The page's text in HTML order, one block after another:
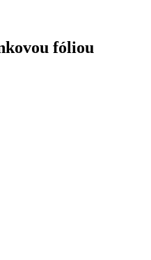
fóliou